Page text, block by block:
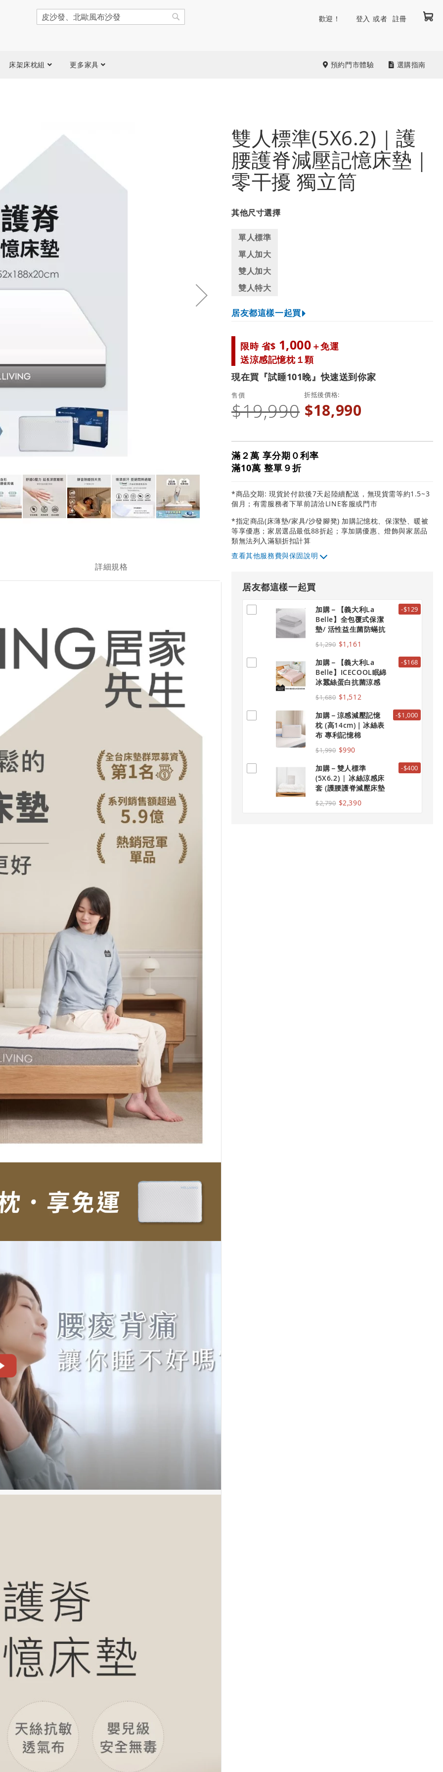
我
搜
尋
歡迎！ 登入 註冊
床架床枕組 更多家具 預約門市體驗 選購指南
尾
庫
雙人標準(5X6.2)｜護
腰護脊減壓記憶床墊｜
零干擾 獨立筒
其他尺寸選擇
單人標準
單人加大
雙人加大
雙人特大
居友都這樣一起買
限時 省$ 1,000 ＋免運
送涼感記憶枕１顆
現在買『試睡101晚』快速送到你家
折抵後價格
$18,990
售價
$19,990
滿２萬 享分期０利率
滿10萬 整單９折
*商品交期: 現貨於付款後7天起陸續配送，無現貨需等約1.5~3
個月；有需服務者下單前請洽LINE客服或門市
*指定商品(床薄墊/家具/沙發腳凳) 加購記憶枕、保潔墊、暖被
等享優惠；家居選品最低88折起；享加購優惠、燈飾與家居品
類無法列入滿額折扣計算
其他服務費與保固說明
居友都這樣一起買
加購－【義大利La
Belle】全包覆式保潔
墊/ 活性益生菌防蟎抗
敏 雙人標準
$1,290 $1,161
-$129
加購－【義大利La
Belle】ICECOOL眠綿
冰蠶絲蛋白抗菌涼感
涼被-初嵐玫影
$1,680 $1,512
-$168
加購－涼感減壓記憶
枕 (高14cm)｜冰絲表
布 專利記憶棉
$1,990 $990
-$1,000
加購－雙人標準
(5X6.2) | 冰絲涼感床
套 (護腰護脊減壓床墊
$2,790 $2,390
-$400
詳細規格